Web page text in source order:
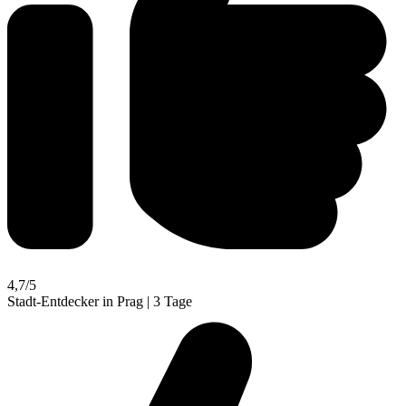
4,7/5
Stadt-Entdecker in Prag | 3 Tage